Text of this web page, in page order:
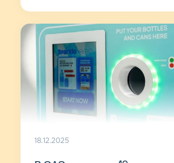
18.12.2025